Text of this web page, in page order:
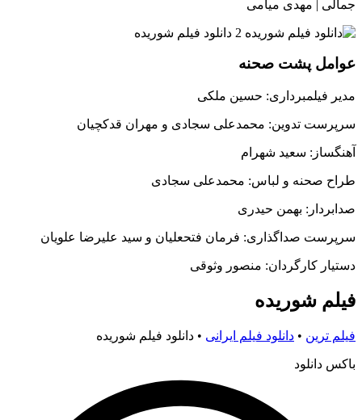
جمالی | مهدی میامی
عوامل پشت صحنه
مدیر فیلمبرداری: حسین ملکی
سرپرست تدوین: محمدعلی سجادی و مهران قدکچیان
آهنگساز: سعید شهرام
طراح صحنه و لباس: محمدعلی سجادی
صدابردار: بهمن حیدری
سرپرست صداگذاری: فرمان فتحعلیان و سید علیرضا علویان
دستیار کارگردان: منصور وثوقی
فیلم شوریده
فیلم ترین • دانلود فیلم ایرانی • دانلود فیلم شوریده
باکس دانلود